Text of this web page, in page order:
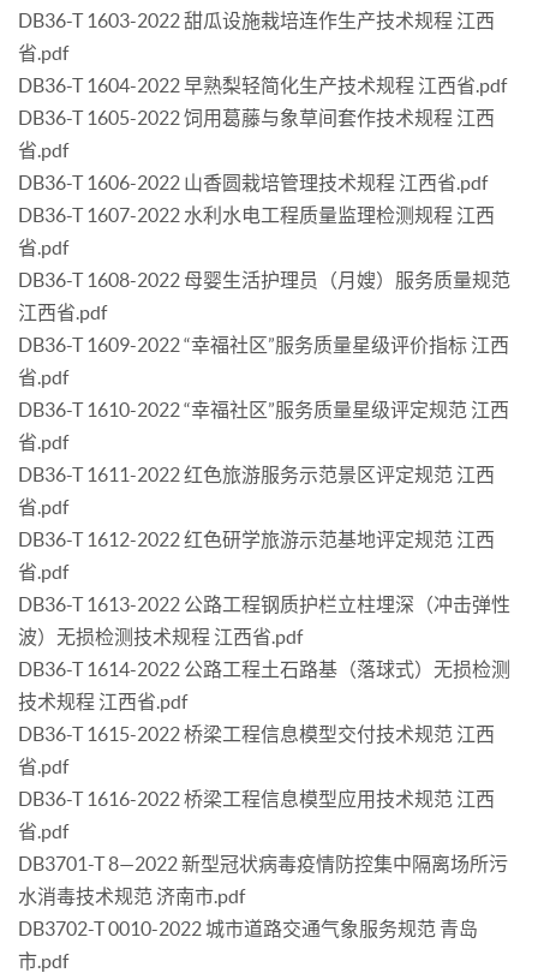
DB36-T 1603-2022 甜瓜设施栽培连作生产技术规程 江西
省.pdf
DB36-T 1604-2022 早熟梨轻简化生产技术规程 江西省.pdf
DB36-T 1605-2022 饲用葛藤与象草间套作技术规程 江西
省.pdf
DB36-T 1606-2022 山香圆栽培管理技术规程 江西省.pdf
DB36-T 1607-2022 水利水电工程质量监理检测规程 江西
省.pdf
DB36-T 1608-2022 母婴生活护理员（月嫂）服务质量规范
江西省.pdf
DB36-T 1609-2022 “幸福社区”服务质量星级评价指标 江西
省.pdf
DB36-T 1610-2022 “幸福社区”服务质量星级评定规范 江西
省.pdf
DB36-T 1611-2022 红色旅游服务示范景区评定规范 江西
省.pdf
DB36-T 1612-2022 红色研学旅游示范基地评定规范 江西
省.pdf
DB36-T 1613-2022 公路工程钢质护栏立柱埋深（冲击弹性
波）无损检测技术规程 江西省.pdf
DB36-T 1614-2022 公路工程土石路基（落球式）无损检测
技术规程 江西省.pdf
DB36-T 1615-2022 桥梁工程信息模型交付技术规范 江西
省.pdf
DB36-T 1616-2022 桥梁工程信息模型应用技术规范 江西
省.pdf
DB3701-T 8—2022 新型冠状病毒疫情防控集中隔离场所污
水消毒技术规范 济南市.pdf
DB3702-T 0010-2022 城市道路交通气象服务规范 青岛
市.pdf